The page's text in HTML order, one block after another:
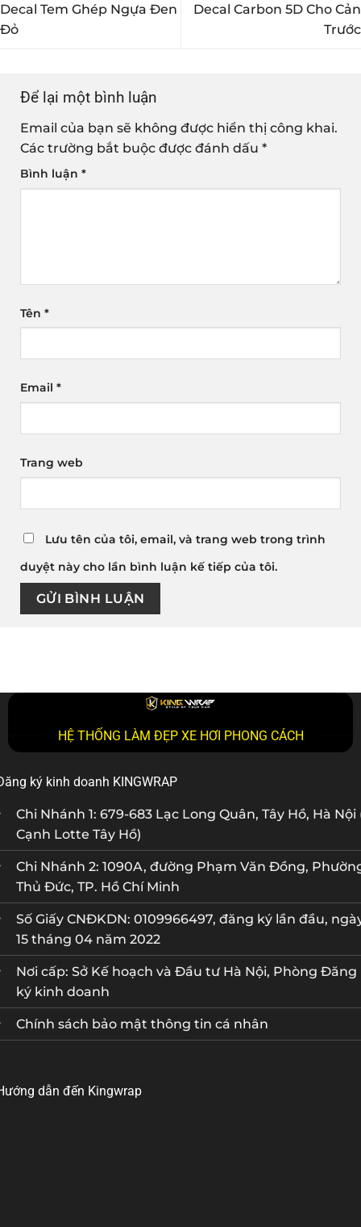
Decal Tem Ghép Ngựa Đen
Đỏ
Decal Carbon 5D Cho Cản
Trước
Để lại một bình luận
Email của bạn sẽ không được hiển thị công khai.
Các trường bắt buộc được đánh dấu *
Bình luận *
Tên *
Email *
Trang web
Lưu tên của tôi, email, và trang web trong trình
duyệt này cho lần bình luận kế tiếp của tôi.
HỆ THỐNG LÀM ĐẸP XE HƠI PHONG CÁCH
ký kinh doanh KINGWRAP
Chi Nhánh 1: 679-683 Lạc Long Quân, Tây Hồ, Hà Nội
Cạnh Lotte Tây Hồ)
Chi Nhánh 2: 1090A, đường Phạm Văn Đồng,
Thủ Đức, TP. Hồ Chí Minh
Số Giấy CNĐKDN: 0109966497, đăng ký lần đầu,
15 tháng 04 năm 2022
Nơi cấp: Sở Kế hoạch và Đầu tư Hà Nội, Phòng Đăng
ký kinh doanh
Chính sách bảo mật thông tin cá nhân
dẫn đến Kingwrap